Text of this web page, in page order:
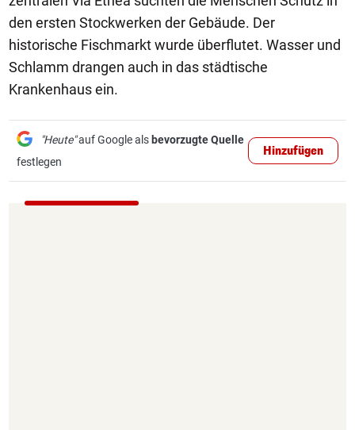
den ersten Stockwerken der Gebäude. Der
historische Fischmarkt wurde überflutet. Wasser und
Schlamm drangen auch in das städtische
Krankenhaus ein.
"Heute"auf Google als bevorzugte Quelle
festlegen
Hinzufügen